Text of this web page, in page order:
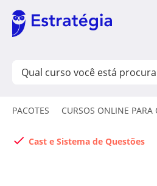
PACOTES CURSOS ONLINE PARA
Cast e Sistema de Questões